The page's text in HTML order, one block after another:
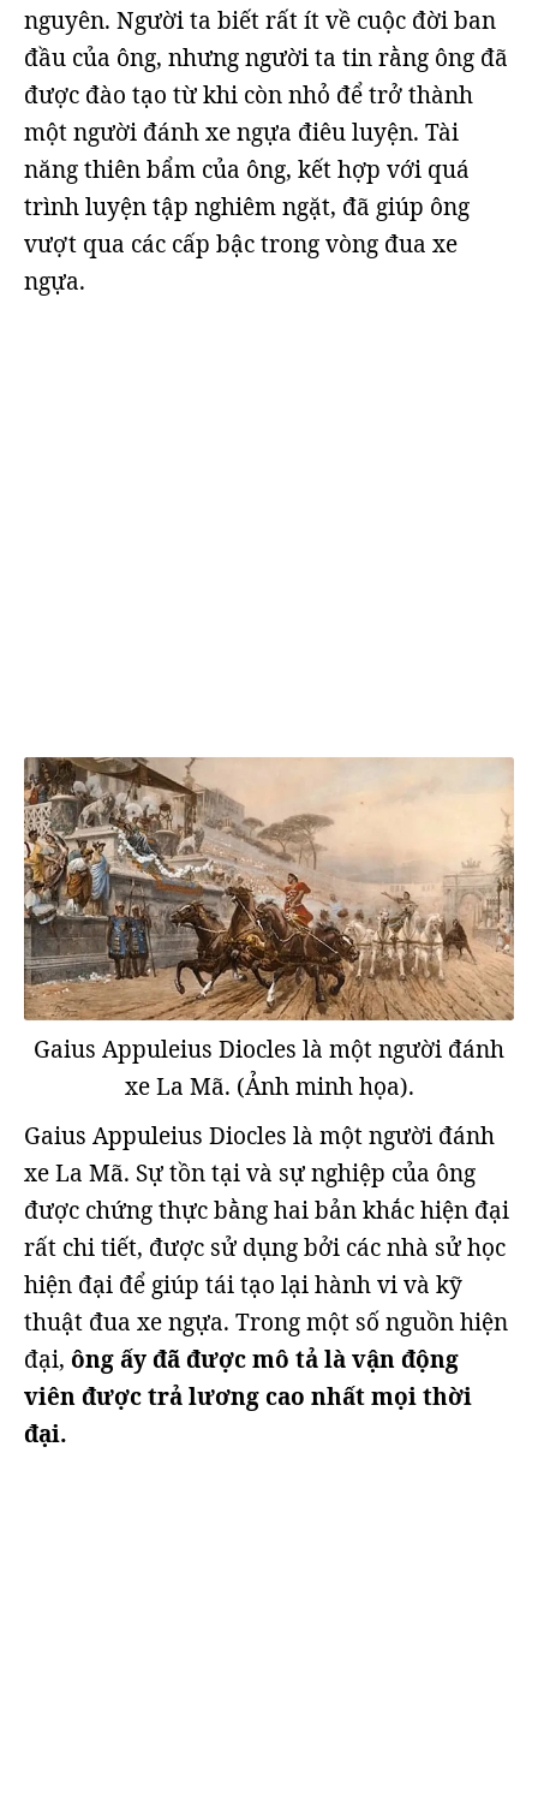
nguyên. Người ta biết rất ít về cuộc đời ban
đầu của ông, nhưng người ta tin rằng ông đã
được đào tạo từ khi còn nhỏ để trở thành
một người đánh xe ngựa điêu luyện. Tài
năng thiên bẩm của ông, kết hợp với quá
trình luyện tập nghiêm ngặt, đã giúp ông
vượt qua các cấp bậc trong vòng đua xe
ngựa.
Gaius Appuleius Diocles là một người đánh
xe La Mã. (Ảnh minh họa).
Gaius Appuleius Diocles là một người đánh
xe La Mã. Sự tồn tại và sự nghiệp của ông
được chứng thực bằng hai bản khắc hiện đại
rất chi tiết, được sử dụng bởi các nhà sử học
hiện đại để giúp tái tạo lại hành vi và kỹ
thuật đua xe ngựa. Trong một số nguồn hiện
đại, ông ấy đã được mô tả là vận động
viên được trả lương cao nhất mọi thời
đại.